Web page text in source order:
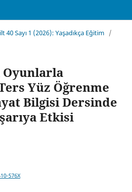
40 Sayı 1 (2026): Yaşadıkça Eğitim /
Yüz Öğrenme
Bilgisi Dersinde
Etkisi
576X